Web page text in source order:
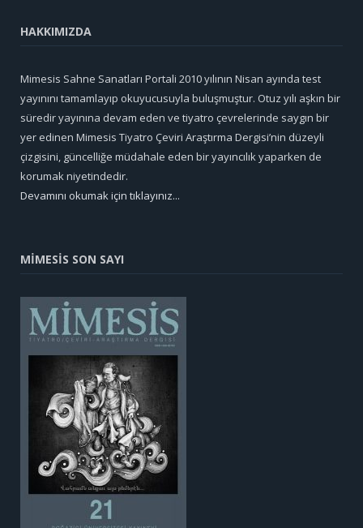
HAKKIMIZDA
Mimesis Sahne Sanatları Portali 2010 yılının Nisan ayında test
yayınını tamamlayıp okuyucusuyla buluşmuştur. Otuz yılı aşkın bir
süredir yayınına devam eden ve tiyatro çevrelerinde saygın bir
yer edinen Mimesis Tiyatro Çeviri Araştırma Dergisi’nin düzeyli
çizgisini, güncelliğe müdahale eden bir yayıncılık yaparken de
korumak niyetindedir.
Devamını okumak için tıklayınız...
MİMESİS SON SAYI